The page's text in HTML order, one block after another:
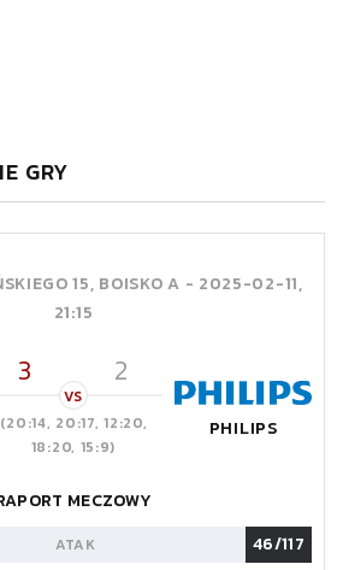
GRY
15, BOISKO A - 2025-02-11,
21:15
3 2
VS
(20:14, 20:17, 12:20,
18:20, 15:9)
PHILIPS
MECZOWY
ATAK
46/117